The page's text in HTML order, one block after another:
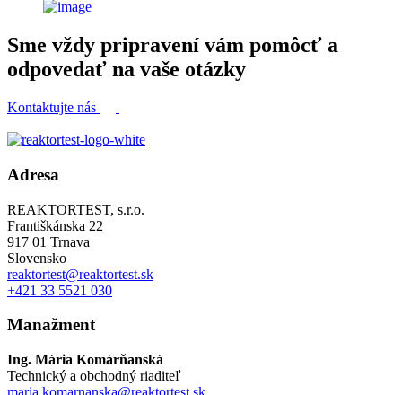
Sme vždy pripravení vám pomôcť a
odpovedať na vaše otázky
Kontaktujte nás
Adresa
REAKTORTEST, s.r.o.
Františkánska 22
917 01 Trnava
Slovensko
reaktortest@reaktortest.sk
+421 33 5521 030
Manažment
Ing. Mária Komárňanská
Technický a obchodný riaditeľ
maria.komarnanska@reaktortest.sk